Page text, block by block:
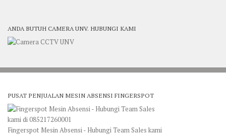
ANDA BUTUH CAMERA UNV. HUBUNGI KAMI
PUSAT PENJUALAN MESIN ABSENSI FINGERSPOT
Fingerspot Mesin Absensi - Hubungi Team Sales kami